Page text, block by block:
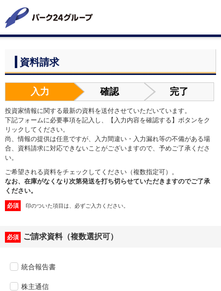
資料請求
入力 確認 完了
投資家情報に関する最新の資料を送付させていただいています。
下記フォームに必要事項を記入し、【入力内容を確認する】ボタンをク
リックしてください。
尚、情報の提供は任意ですが、入力間違い・入力漏れ等の不備がある場
合、資料請求に対応できないことがございますので、予めご了承くださ
い。
ご希望される資料をチェックしてください（複数指定可）。
なお、在庫がなくなり次第発送を打ち切らせていただきますのでご了承
ください。
必須 印のついた項目は、必ずご入力ください。
必須 ご請求資料（複数選択可）
統合報告書
株主通信